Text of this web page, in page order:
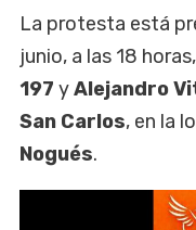
La protesta está
junio, a las 18
197 yAlejandro
San Carlos, en la
Nogués.